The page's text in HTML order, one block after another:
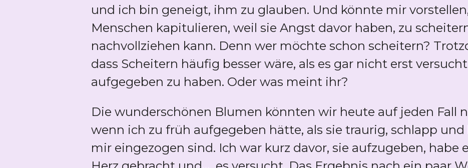
und ich bin geneigt, ihm zu glauben. Und könnte mir
Menschen kapitulieren, weil sie Angst davor haben, zu
nachvollziehen kann. Denn wer möchte schon scheitern?
dass Scheitern häufig besser wäre, als es gar nicht erst
aufgegeben zu haben. Oder was meint ihr?
Die wunderschönen Blumen könnten wir heute auf jeden Fall
wenn ich zu früh aufgegeben hätte, als sie traurig, schlapp
mir eingezogen sind. Ich war kurz davor, sie aufzugeben, habe